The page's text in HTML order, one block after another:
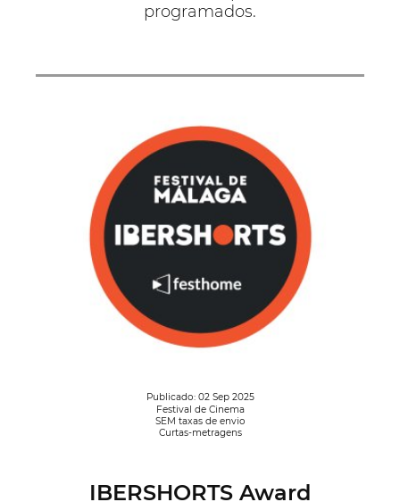
programados.
Publicado: 02 Sep 2025
Festival de Cinema
SEM taxas de envio
Curtas-metragens
IBERSHORTS Award